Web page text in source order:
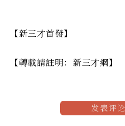
【新三才首發】
【轉載請註明：新三才網】
发表评论